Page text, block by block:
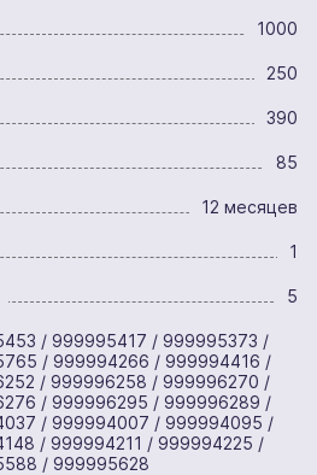
1000
250
390
85
12 месяцев
1
5
/ 999995417 / 999995373 /
/ 999994266 / 999994416 /
/ 999996258 / 999996270 /
/ 999996295 / 999996289 /
/ 999994007 / 999994095 /
/ 999994211 / 999994225 /
/ 999995628